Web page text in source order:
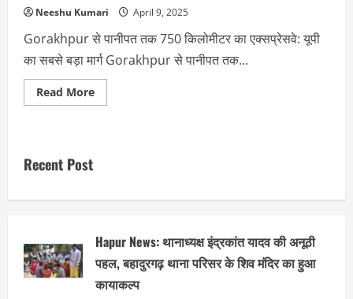
Neeshu Kumari April 9, 2025
Gorakhpur से पानीपत तक 750 किलोमीटर का एक्सप्रेसवे: यूपी
का सबसे बड़ा मार्ग Gorakhpur से पानीपत तक...
Read MoreRead
more
शानदार
Recent Post
Hapur News: थानाध्यक्ष इंद्रकांत यादव की अनूठी
पहल, बहादुरगढ़ थाना परिसर के शिव मंदिर का हुआ
कायाकल्प